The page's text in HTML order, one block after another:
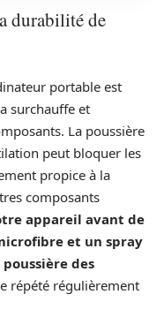
durabilité de
portable est
surchauffe et
La poussière
peut bloquer les
propice à la
composants
appareil avant de
et un spray
des
répété régulièrement